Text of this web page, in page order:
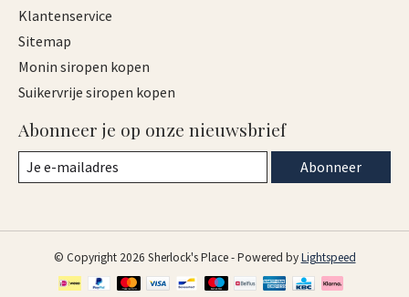
Klantenservice
Sitemap
Monin siropen kopen
Suikervrije siropen kopen
Abonneer je op onze nieuwsbrief
Abonneer
© Copyright 2026 Sherlock's Place - Powered byLightspeed